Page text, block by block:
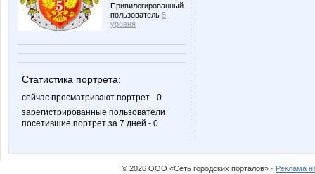
Привилегированный
пользователь 5
уровня
Статистика портрета:
сейчас просматривают портрет - 0
зарегистрированные пользователи
посетившие портрет за 7 дней - 0
© 2026 ООО «Сеть городских порталов» · Реклама